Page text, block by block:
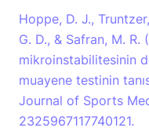
Hoppe, D. J.,
G. D., & Safran, M. R.
mikroinstabilitesinin
muayene testinin
Journal of Sports
2325967117740121.